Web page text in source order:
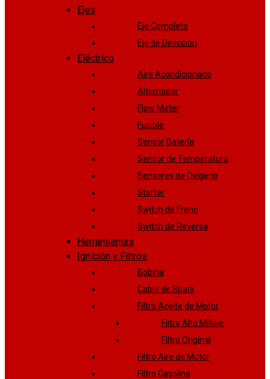
Ejes
Eje Completo
Eje de Direccion
Eléctrico
Aire Acondicionado
Alternador
Flow Meter
Fusible
Sensor Batería
Sensor de Temperatura
Sensores de Oxigeno
Starter
Switch de Freno
Switch de Reversa
Herramientas
Ignición y Filtros
Bobina
Cable de Spark
Filtro Aceite de Motor
Filtro Alto Millaje
Filtro Original
Filtro Aire de Motor
Filtro Gasolina